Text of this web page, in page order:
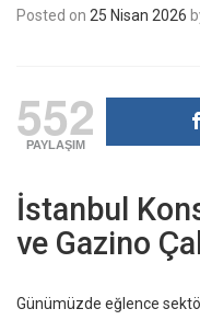
Posted on 25 Nisan 2026
552
PAYLAŞIM
İstanbul
ve Gazino
Günümüzde eğlence